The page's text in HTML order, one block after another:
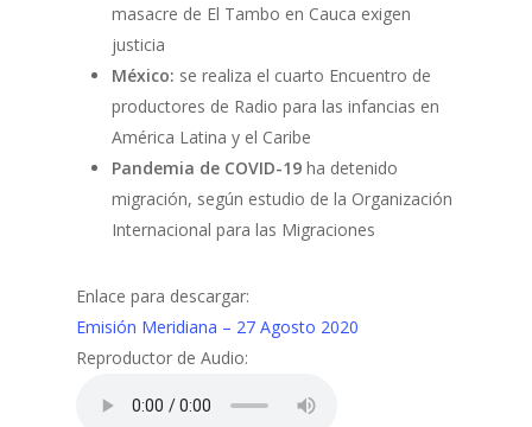
masacre de El Tambo en Cauca exigen
justicia
México: se realiza el cuarto Encuentro de
productores de Radio para las infancias en
América Latina y el Caribe
Pandemia de COVID-19 ha detenido
migración, según estudio de la Organización
Internacional para las Migraciones
Enlace para descargar:
Emisión Meridiana – 27 Agosto 2020
Reproductor de Audio: